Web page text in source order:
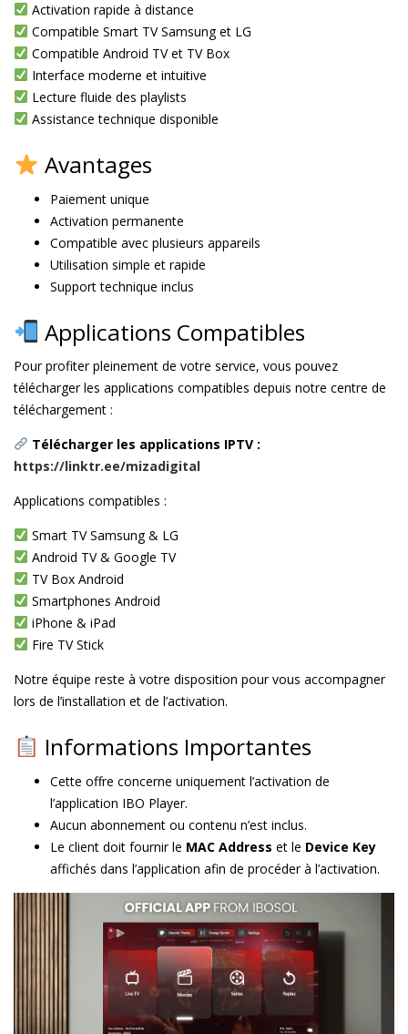
Activation rapide à distance
Compatible Smart TV Samsung et LG
Compatible Android TV et TV Box
Interface moderne et intuitive
Lecture fluide des playlists
Assistance technique disponible
Avantages
Paiement unique
Activation permanente
Compatible avec plusieurs appareils
Utilisation simple et rapide
Support technique inclus
Applications Compatibles
Pour profiter pleinement de votre service, vous pouvez
télécharger les applications compatibles depuis notre centre de
téléchargement :
Télécharger les applications IPTV :
https://linktr.ee/mizadigital
Applications compatibles :
Smart TV Samsung & LG
Android TV & Google TV
TV Box Android
Smartphones Android
iPhone & iPad
Fire TV Stick
Notre équipe reste à votre disposition pour vous accompagner
lors de l’installation et de l’activation.
Informations Importantes
Cette offre concerne uniquement l’activation de
l’application IBO Player.
Aucun abonnement ou contenu n’est inclus.
Le client doit fournir le MAC Address et le Device Key
affichés dans l’application afin de procéder à l’activation.